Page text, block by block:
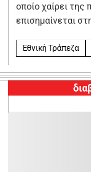
οποίο χαίρει
επισημαίνεται
Εθνική Τράπεζα